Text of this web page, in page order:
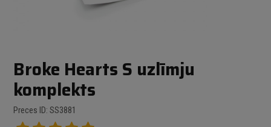
Broke Hearts S uzlīmju
komplekts
Preces ID: SS3881